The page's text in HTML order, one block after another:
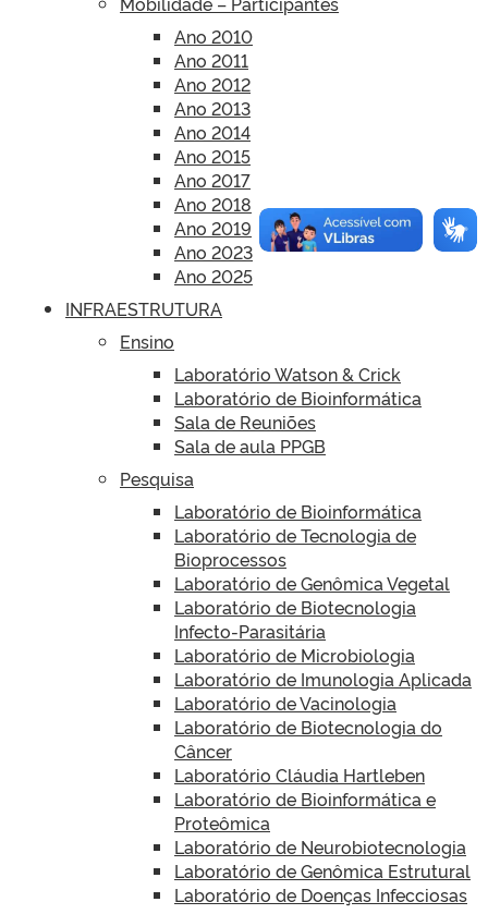
Ano 2010
Ano 2011
Ano 2012
Ano 2013
Ano 2014
Ano 2015
Ano 2017
Ano 2018
Ano 2019
Ano 2023
Ano 2025
INFRAESTRUTURA
Ensino
Laboratório Watson & Crick
Laboratório de Bioinformática
Sala de Reuniões
Sala de aula PPGB
Pesquisa
Laboratório de Bioinformática
Laboratório de Tecnologia de
Bioprocessos
Laboratório de Genômica Vegetal
Laboratório de Biotecnologia
Infecto-Parasitária
Laboratório de Microbiologia
Laboratório de Imunologia Aplicada
Laboratório de Vacinologia
Laboratório de Biotecnologia do
Câncer
Laboratório Cláudia Hartleben
Laboratório de Bioinformática e
Proteômica
Laboratório de Neurobiotecnologia
Laboratório de Genômica Estrutural
Laboratório de Doenças Infecciosas